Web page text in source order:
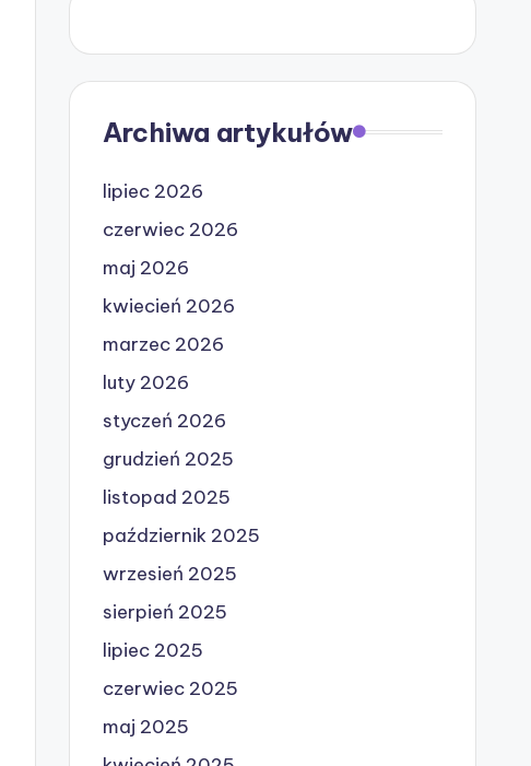
Archiwa artykułów
lipiec 2026
czerwiec 2026
maj 2026
kwiecień 2026
marzec 2026
luty 2026
styczeń 2026
grudzień 2025
listopad 2025
październik 2025
wrzesień 2025
sierpień 2025
lipiec 2025
czerwiec 2025
maj 2025